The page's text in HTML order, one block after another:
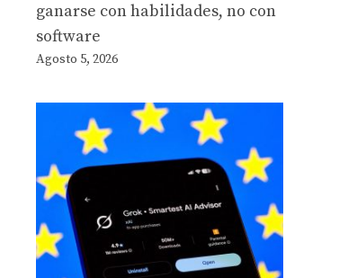
ganarse con habilidades, no con
software
Agosto 5, 2026